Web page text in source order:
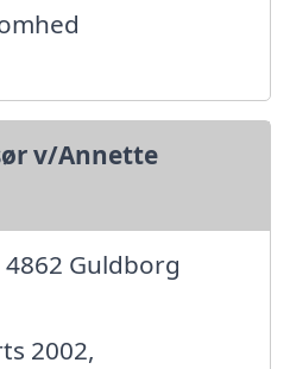
v/Annette
Guldborg
2002,